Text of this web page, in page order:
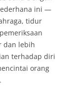
ini —
tidur
dan lebih
terhadap diri
orang